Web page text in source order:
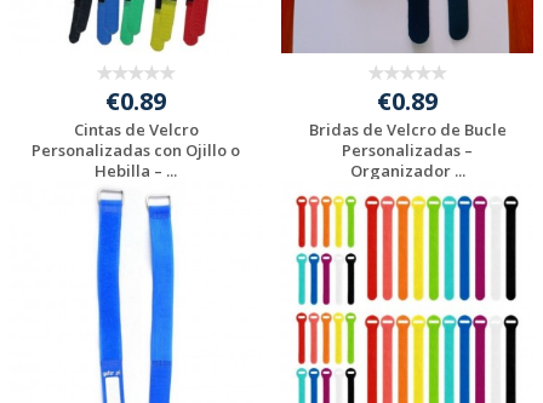
€0.89
Cintas de Velcro
Personalizadas con Ojillo o
Hebilla – ...
Solicitar
presupuesto
€0.89
Bridas de Velcro de Bucle
Personalizadas –
Organizador ...
Solicitar